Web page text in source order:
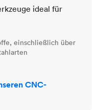
ideal für
einschließlich über
CNC-